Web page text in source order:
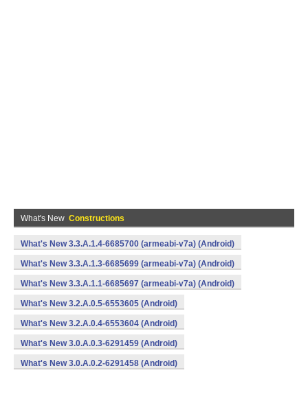
What's New Constructions
What's New 3.3.A.1.4-6685700 (armeabi-v7a) (Android)
What's New 3.3.A.1.3-6685699 (armeabi-v7a) (Android)
What's New 3.3.A.1.1-6685697 (armeabi-v7a) (Android)
What's New 3.2.A.0.5-6553605 (Android)
What's New 3.2.A.0.4-6553604 (Android)
What's New 3.0.A.0.3-6291459 (Android)
What's New 3.0.A.0.2-6291458 (Android)